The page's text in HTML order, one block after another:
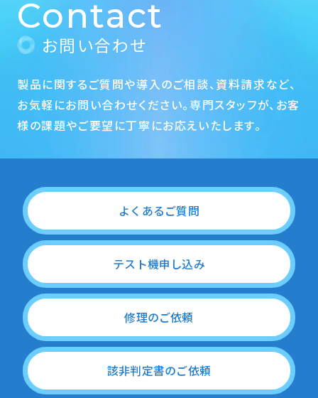
Contact
お問い合わせ
製品に関するご質問や導入のご相談、資料請求など、
お気軽にお問い合わせください。専門スタッフが、お客
様の課題やご要望に丁寧にお応えいたします。
よくあるご質問
テスト機申し込み
修理のご依頼
該非判定書のご依頼